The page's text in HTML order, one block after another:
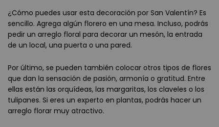
¿Cómo puedes usar esta decoración por San Valentín? Es
sencillo. Agrega algún florero en una mesa. Incluso, podrás
pedir un arreglo floral para decorar un mesón, la entrada
de un local, una puerta o una pared.
Por último, se pueden también colocar otros tipos de flores
que dan la sensación de pasión, armonía o gratitud. Entre
ellas están las orquídeas, las margaritas, los claveles o los
tulipanes. Si eres un experto en plantas, podrás hacer un
arreglo florar muy atractivo.